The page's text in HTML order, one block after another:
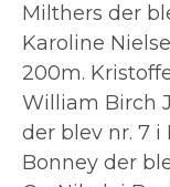
Milthers der
Karoline
200m.
William Birch
der blev nr. 7 i
Bonney der